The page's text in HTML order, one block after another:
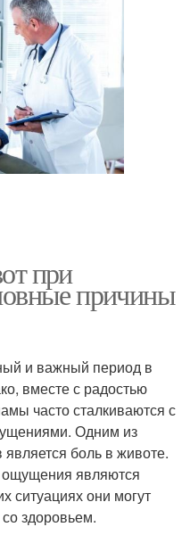
при
причины
и важный период в
вместе с радостью
часто сталкиваются с
Одним из
боль в животе.
ощущения являются
ситуациях они могут
здоровьем.